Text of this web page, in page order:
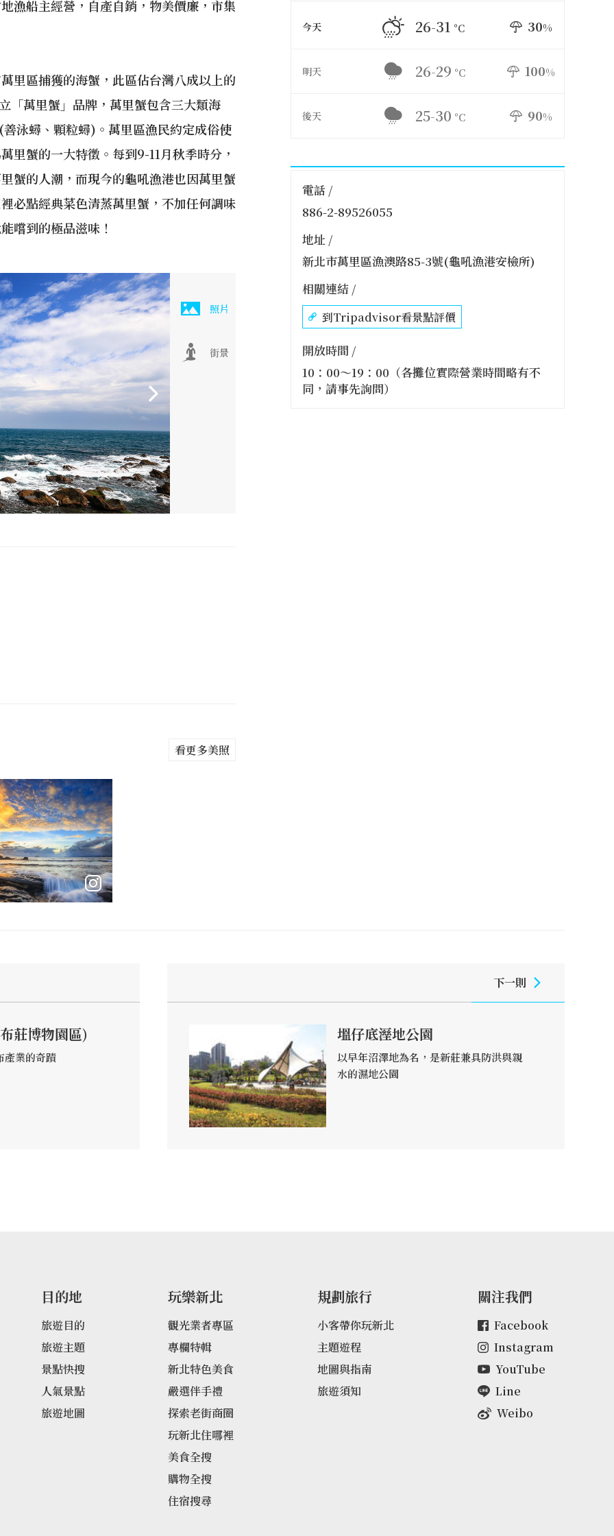
漁船主經營，自產自銷，物美價廉，市集
里區捕獲的海蟹，此區佔台灣八成以上的
「萬里蟹」品牌，萬里蟹包含三大類海
泳蟳、顆粒蟳)。萬里區漁民約定成俗使
里蟹的一大特徵。每到9-11月秋季時分，
蟹的人潮，而現今的龜吼漁港也因萬里蟹
必點經典菜色清蒸萬里蟹，不加任何調味
嚐到的極品滋味！
照片
街景
看更多美照
今天 26-31 °C 30%
明天 26-29 °C 100%
後天 25-30 °C 90%
電話 /
886-2-89526055
地址 /
新北市萬里區漁澳路85-3號(龜吼漁港安檢所)
相關連結 /
到Tripadvisor看景點評價
開放時間 /
10：00～19：00（各攤位實際營業時間略有不
同，請事先詢問）
莊博物園區)
產業的奇蹟
下一則
塭仔底溼地公園
以早年沼澤地為名，是新莊兼具防洪與親
水的濕地公園
目的地
旅遊目的
旅遊主題
景點快搜
人氣景點
旅遊地圖
玩樂新北
觀光業者專區
專欄特輯
新北特色美食
嚴選伴手禮
探索老街商圈
玩新北住哪裡
美食全搜
購物全搜
住宿搜尋
規劃旅行
小客帶你玩新北
主題遊程
地圖與指南
旅遊須知
關注我們
Facebook
Instagram
YouTube
Line
Weibo